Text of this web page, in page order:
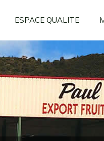
ESPACE QUALITE